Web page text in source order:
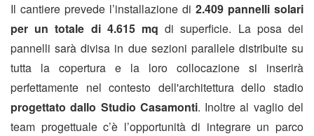
Il cantiere prevede l’installazione di 2.409 pannelli solari
per un totale di 4.615 mq di superficie. La posa dei
pannelli sarà divisa in due sezioni parallele distribuite su
tutta la copertura e la loro collocazione si inserirà
perfettamente nel contesto dell'architettura dello stadio
progettato dallo Studio Casamonti. Inoltre al vaglio del
team progettuale c’è l’opportunità di integrare un parco